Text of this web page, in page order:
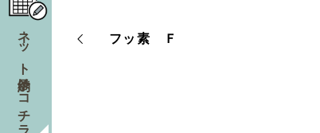
ネット予約はコチラ フッ素 Ｆ